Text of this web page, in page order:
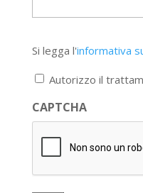
legga
l'informativa
privacy
*
Si legga l'informativa
Autorizzo il
CAPTCHA